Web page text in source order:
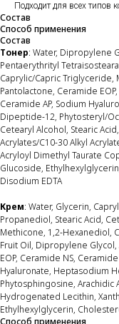
Подходит для всех типов
Состав
Способ применения
Состав
Тонер: Water, Dipropylene
Pentaerythrityl
Caprylic/Capric Triglyceride,
Pantolactone, Ceramide
Ceramide AP, Sodium
Dipeptide-12, Phytosteryl/
Cetearyl Alcohol, Stearic
Acrylates/C10-30 Alkyl
Acryloyl Dimethyl Taurate
Glucoside,
Disodium EDTA
Крем: Water, Glycerin,
Propanediol, Stearic Acid,
Methicone, 1,2-Hexanediol,
Fruit Oil, Dipropylene
EOP, Ceramide NS,
Hyaluronate, Heptasodium
Phytosphingosine, Arachidic
Hydrogenated Lecithin,
Ethylhexylglycerin,